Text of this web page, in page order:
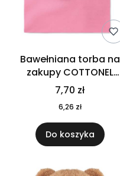
Bawełniana torba na
zakupy COTTONEL
COLOUR++ MO9846-11
7,70 zł
6,26 zł
Do koszyka